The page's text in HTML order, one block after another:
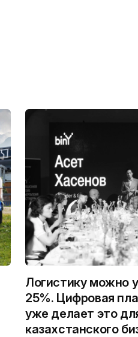
Логистику можно
25%. Цифровая
уже делает это
казахстанского